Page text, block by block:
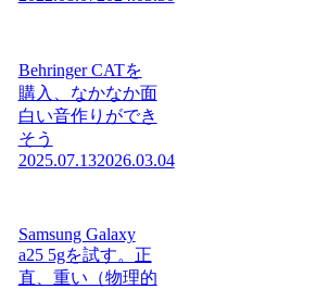
Behringer CATを
購入、なかなか面
白い音作りができ
そう
2025.07.132026.03.04
Samsung Galaxy
a25 5gを試す。正
直、重い（物理的